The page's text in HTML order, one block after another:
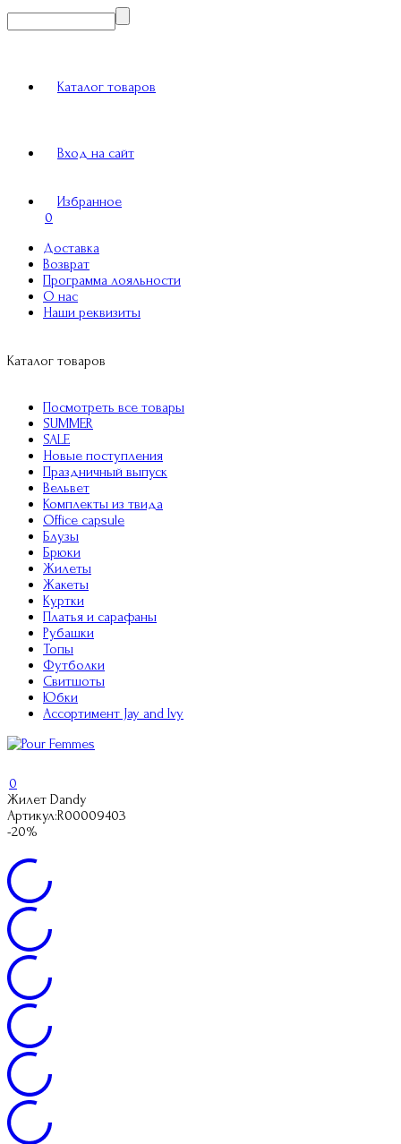
Каталог товаров
Вход на сайт
Избранное
0
Доставка
Возврат
Программа лояльности
О нас
Наши реквизиты
Каталог товаров
Посмотреть все товары
SUMMER
SALE
Новые поступления
Праздничный выпуск
Вельвет
Комплекты из твида
Office capsule
Блузы
Брюки
Жилеты
Жакеты
Куртки
Платья и сарафаны
Рубашки
Топы
Футболки
Свитшоты
Юбки
Ассортимент Jay and Ivy
0
Жилет Dandy
Артикул:R00009403
-20%